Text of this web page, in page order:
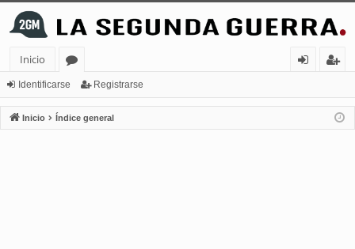
Inicio
or
os
nt
ifi
ist
ra
Identificarse Registrarse
Inicio Índice general